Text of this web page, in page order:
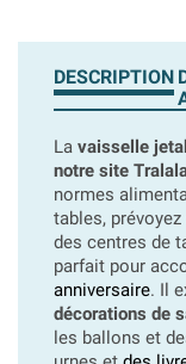
DESCRIPTION
La vaisselle
notre site
normes
tables,
des centres de
parfait pour
anniversaire. Il
décorations de
les ballons et